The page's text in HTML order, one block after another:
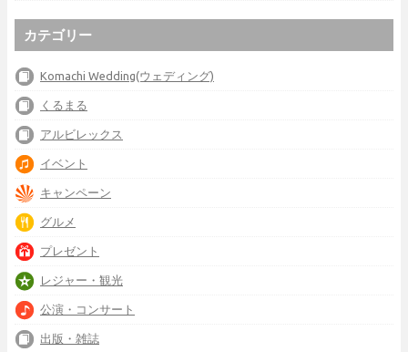
カテゴリー
Komachi Wedding(ウェディング)
くるまる
アルビレックス
イベント
キャンペーン
グルメ
プレゼント
レジャー・観光
公演・コンサート
出版・雑誌